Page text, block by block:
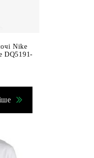
Nike
DQ5191-